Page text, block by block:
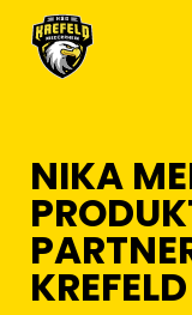
NIKA
KREFELD